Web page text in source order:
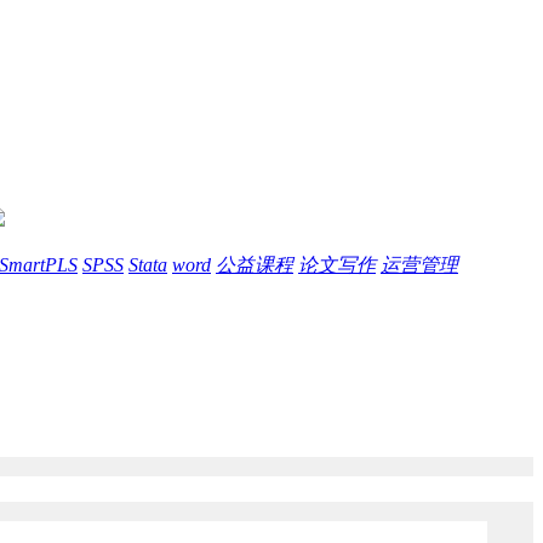
SmartPLS SPSS Stata word 公益课程 论文写作 运营管理